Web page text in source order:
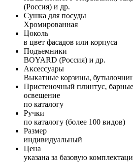
(Россия) и др.
Сушка для посуды
Хромированная
Цоколь
в цвет фасадов или корпуса
Подъемники
BOYARD (Россия) и др.
Аксессуары
Выкатные корзины,
Пристеночный плинтус,
освещение
по каталогу
Ручки
по каталогу (более 100 видов)
Размер
индивидуальный
Цена
указана за базовую